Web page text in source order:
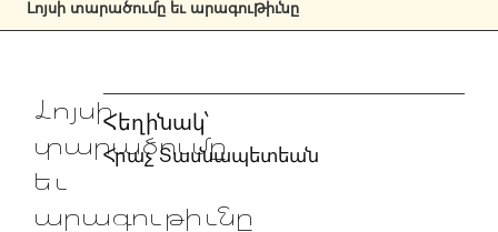
Լոյսի տարածումը եւ արագութիւնը
Լոյսի
տարածումը
եւ
արագութիւնը
Հեղինակ՝
Հրաչ Տասնապետեան